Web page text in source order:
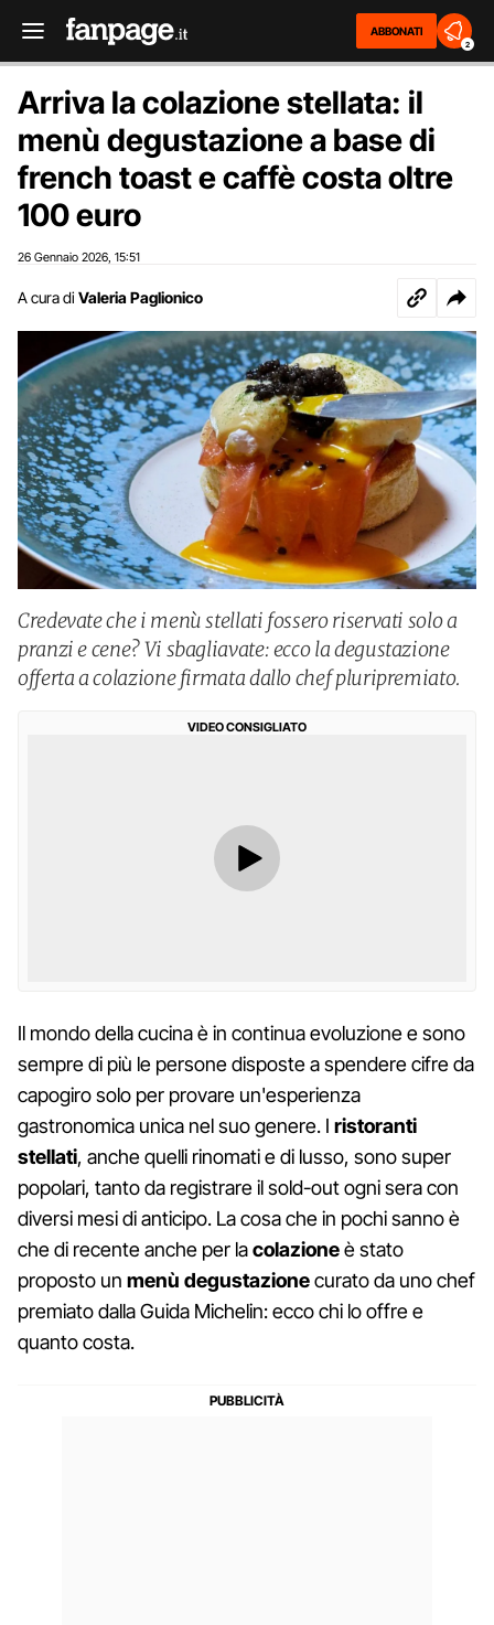
ABBONATI
2
Arriva la colazione stellata: il
menù degustazione a base di
french toast e caffè costa oltre
100 euro
26 Gennaio 2026 15:51
A cura di Valeria Paglionico
Credevate che i menù stellati fossero riservati solo a
pranzi e cene? Vi sbagliavate: ecco la degustazione
offerta a colazione firmata dallo chef pluripremiato.
VIDEO CONSIGLIATO
Il mondo della cucina è in continua evoluzione e sono
sempre di più le persone disposte a spendere cifre da
capogiro solo per provare un'esperienza
gastronomica unica nel suo genere. I ristoranti
stellati, anche quelli rinomati e di lusso, sono super
popolari, tanto da registrare il sold-out ogni sera con
diversi mesi di anticipo. La cosa che in pochi sanno è
che di recente anche per lacolazioneè stato
proposto un menù degustazionecurato da uno chef
premiato dalla Guida Michelin: ecco chi lo offre e
quanto costa.